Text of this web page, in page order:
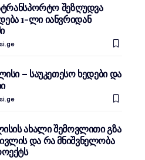
შეზღუდვა
1-ლი იანვრიდან
– საუკეთესო ხედები და
ახალი შემოვლითი გზა
და რა მნიშვნელობა